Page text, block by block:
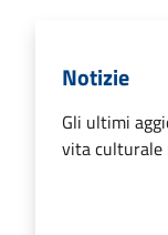
Notizie
Gli ultimi
vita culturale